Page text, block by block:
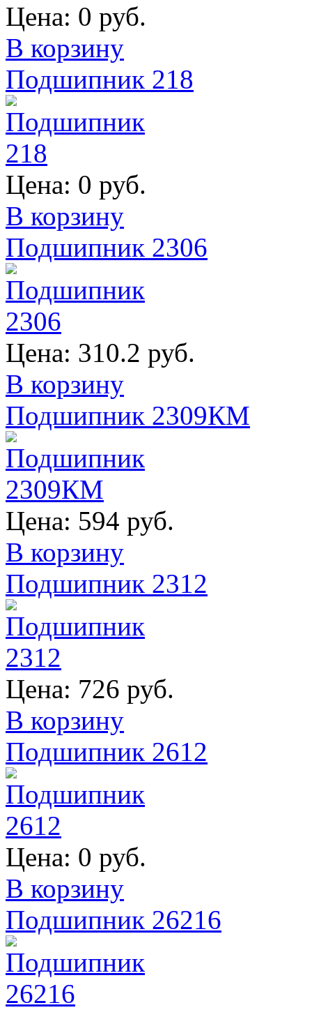
Цена: 0 руб.
В корзину
Подшипник 218
Цена: 0 руб.
В корзину
Подшипник 2306
Цена: 310.2 руб.
В корзину
Подшипник 2309КМ
Цена: 594 руб.
В корзину
Подшипник 2312
Цена: 726 руб.
В корзину
Подшипник 2612
Цена: 0 руб.
В корзину
Подшипник 26216